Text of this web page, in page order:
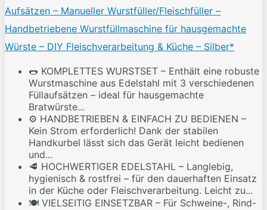
Aufsätzen – Manueller Wurstfüller/Fleischfüller –
Handbetriebene Wurstfüllmaschine für hausgemachte
Würste – DIY Fleischverarbeitung & Küche – Silber*
🌭 KOMPLETTES WURSTSET – Enthält eine robuste
Wurstmaschine aus Edelstahl mit 3 verschiedenen
Füllaufsätzen – ideal für hausgemachte
Bratwürste...
⚙️ HANDBETRIEBEN & EINFACH ZU BEDIENEN –
Kein Strom erforderlich! Dank der stabilen
Handkurbel lässt sich das Gerät leicht bedienen
und...
🥩 HOCHWERTIGER EDELSTAHL – Langlebig,
hygienisch & rostfrei – für den dauerhaften Einsatz
in der Küche oder Fleischverarbeitung. Leicht zu...
🍽️ VIELSEITIG EINSETZBAR – Für Schweine-, Rind-